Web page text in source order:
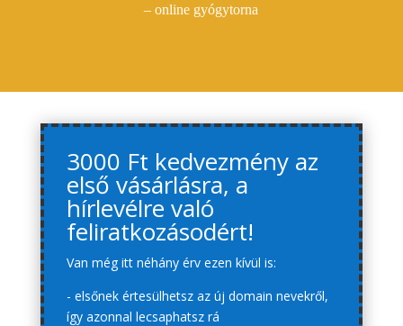
– online gyógytorna
3000 Ft kedvezmény az
első vásárlásra, a
hírlevélre való
feliratkozásodért!
Van még itt néhány érv ezen kívül is:
- elsőnek értesülhetsz az új domain nevekről,
így azonnal lecsaphatsz rá